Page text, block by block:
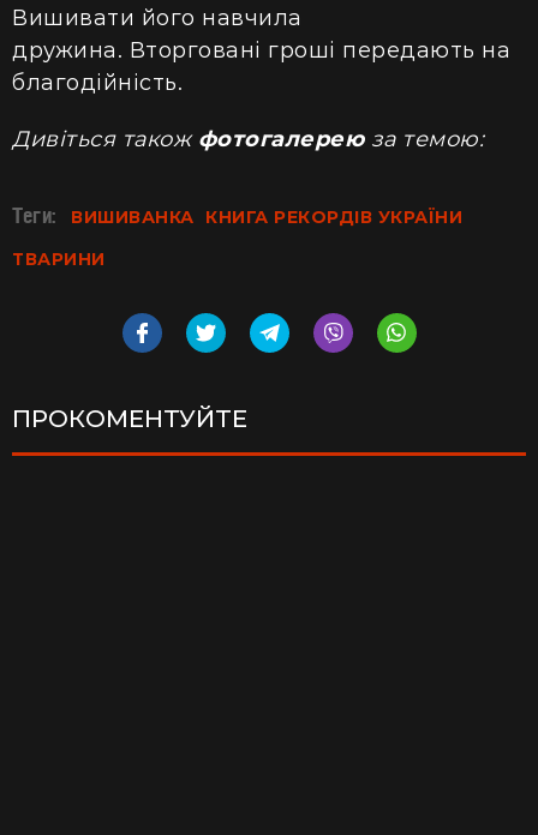
Вишивати його навчила
дружина. Вторговані гроші передають на
благодійність.
Дивіться також фотогалереюза темою:
Теги: ВИШИВАНКА
КНИГА РЕКОРДІВ УКРАЇНИ
ТВАРИНИ
ПРОКОМЕНТУЙТЕ